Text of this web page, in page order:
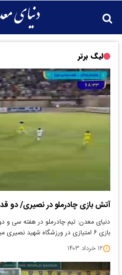
لیگ برتر
آتش بازی چادرملو در نصیری/ دو
دنیای معدن: تیم چادرملو در هفته سی و
بازی ۶ امتیازی در ورزشگاه شهید نصیری میزبان فجر…
۱۲ خرداد ۱۴۰۳